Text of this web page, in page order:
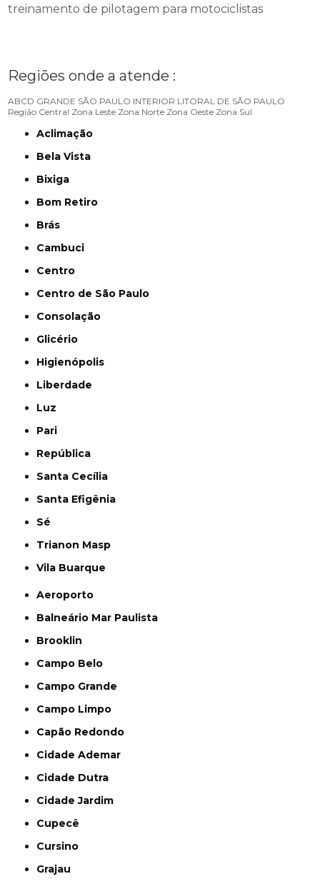
treinamento de pilotagem para motociclistas
Regiões onde a atende :
ABCD GRANDE SÃO PAULO INTERIOR LITORAL DE SÃO PAULO
Região Central Zona Leste Zona Norte Zona Oeste Zona Sul
Aclimação
Bela Vista
Bixiga
Bom Retiro
Brás
Cambuci
Centro
Centro de São Paulo
Consolação
Glicério
Higienópolis
Liberdade
Luz
Pari
República
Santa Cecília
Santa Efigênia
Sé
Trianon Masp
Vila Buarque
Aeroporto
Balneário Mar Paulista
Brooklin
Campo Belo
Campo Grande
Campo Limpo
Capão Redondo
Cidade Ademar
Cidade Dutra
Cidade Jardim
Cupecê
Cursino
Grajau